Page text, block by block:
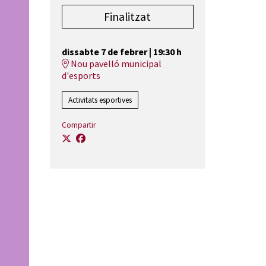
Finalitzat
dissabte 7 de febrer| 19:30 h
Nou pavelló municipal
d'esports
Activitats esportives
Compartir